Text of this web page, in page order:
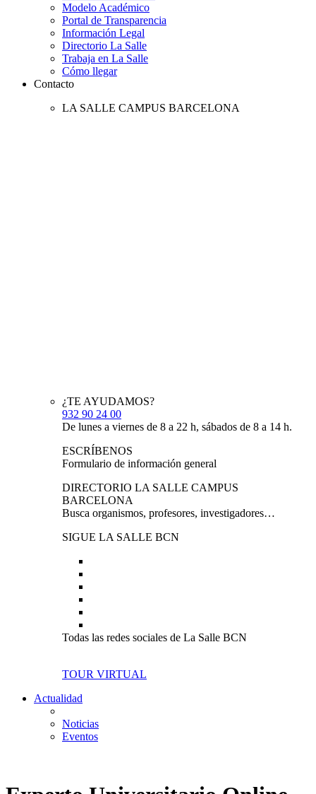
Modelo Académico
Portal de Transparencia
Información Legal
Directorio La Salle
Trabaja en La Salle
Cómo llegar
Contacto
LA SALLE CAMPUS BARCELONA
¿TE AYUDAMOS?
932 90 24 00
De lunes a viernes de 8 a 22 h, sábados de 8 a 14 h.
ESCRÍBENOS
Formulario de información general
DIRECTORIO LA SALLE CAMPUS
BARCELONA
Busca organismos, profesores, investigadores…
SIGUE LA SALLE BCN
Todas las redes sociales de La Salle BCN
TOUR VIRTUAL
Actualidad
Noticias
Eventos